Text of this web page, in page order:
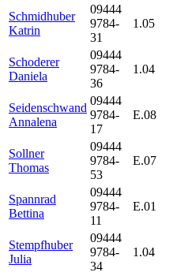
Schmidhuber
Katrin
09444
9784-
31
1.05
Schoderer
Daniela
09444
9784-
36
1.04
Seidenschwand
Annalena
09444
9784-
17
E.08
Sollner
Thomas
09444
9784-
53
E.07
Spannrad
Bettina
09444
9784-
11
E.01
Stempfhuber
Julia
09444
9784-
34
1.04